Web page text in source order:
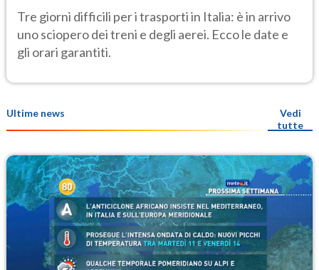
Tre giorni difficili per i trasporti in Italia: è in arrivo
uno sciopero dei treni e degli aerei. Ecco le date e
gli orari garantiti.
Ultime news
Vedi
tutte